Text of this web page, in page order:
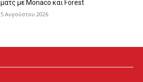
ματς με Monaco και Forest
5 Αυγούστου 2026